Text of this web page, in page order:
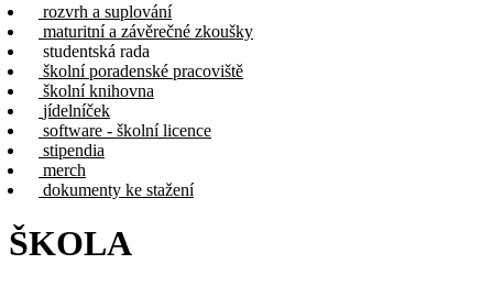
rozvrh a suplování
maturitní a závěrečné zkoušky
studentská rada
školní poradenské pracoviště
školní knihovna
jídelníček
software - školní licence
stipendia
merch
dokumenty ke stažení
ŠKOLA